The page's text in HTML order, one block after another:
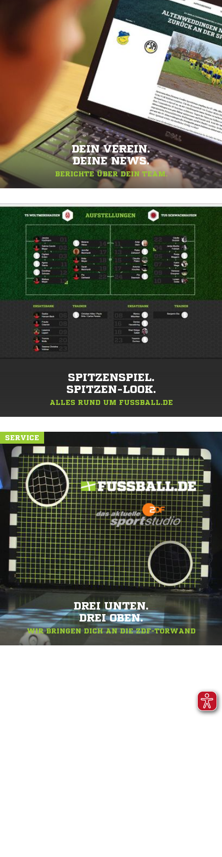
DEIN VEREIN.
DEINE NEWS.
BERICHTE ÜBER DEIN TEAM.
SPITZENSPIEL.
SPITZEN-LOOK.
ALLES RUND UM FUSSBALL.DE
SERVICE
DREI UNTEN.
DREI OBEN.
WIR BRINGEN DICH AN DIE ZDF-TORWAND